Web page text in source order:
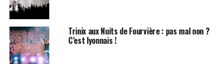
Trinix aux Nuits de Fourvière : pas mal non ?
C’est lyonnais !